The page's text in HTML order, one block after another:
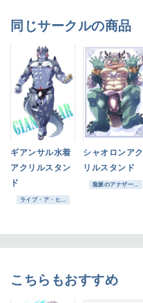
同じサークルの商品
ギアンサル水着
アクリルスタン
ド
ライブ・ア・ヒ...
シャオロンアク
リルスタンド
龍脈のアナザー...
こちらもおすすめ